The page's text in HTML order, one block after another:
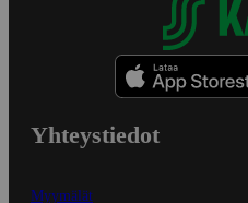
Yhteystiedot
Myymälät